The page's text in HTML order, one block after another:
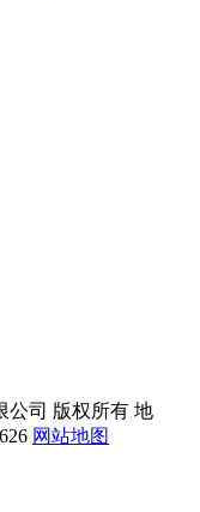
公司 版权所有 地
网站地图